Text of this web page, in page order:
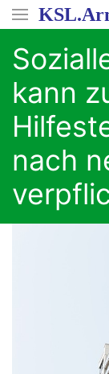
Direkt
zum
Inhalt
kann
nach